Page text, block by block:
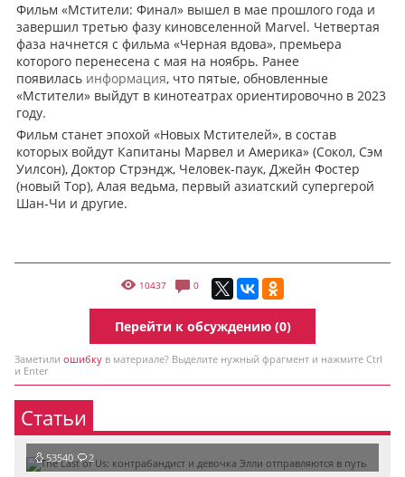
Фильм «Мстители: Финал» вышел в мае прошлого года и
завершил третью фазу киновселенной Marvel. Четвертая
фаза начнется с фильма «Черная вдова», премьера
которого перенесена с мая на ноябрь. Ранее
появилась информация, что пятые, обновленные
«Мстители» выйдут в кинотеатрах ориентировочно в 2023
году.
Фильм станет эпохой «Новых Мстителей», в состав
которых войдут Капитаны Марвел и Америка» (Сокол, Сэм
Уилсон), Доктор Стрэндж, Человек-паук, Джейн Фостер
(новый Тор), Алая ведьма, первый азиатский супергерой
Шан-Чи и другие.
10437 0
Перейти к обсуждению (0)
Заметили ошибку в материале? Выделите нужный фрагмент и нажмите Ctrl
и Enter
Статьи
53540 2